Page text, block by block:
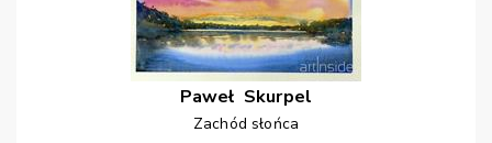
Paweł Skurpel
Zachód słońca